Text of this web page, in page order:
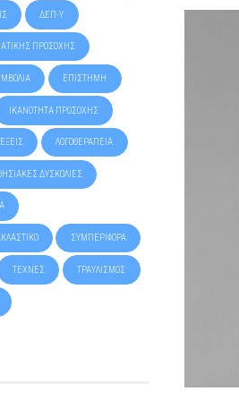
ΔΕΠ-Υ
ΠΡΟΣΟΧΉΣ
ΕΠΙΣΤΉΜΗ
ΙΚΑΝΌΤΗΤΑ ΠΡΟΣΟΧΉΣ
ΛΟΓΟΘΕΡΑΠΕΊΑ
ΔΥΣΚΟΛΊΕΣ
ΣΥΜΠΕΡΙΦΟΡΆ
ΤΈΧΝΕΣ ΤΡΑΥΛΙΣΜΌΣ